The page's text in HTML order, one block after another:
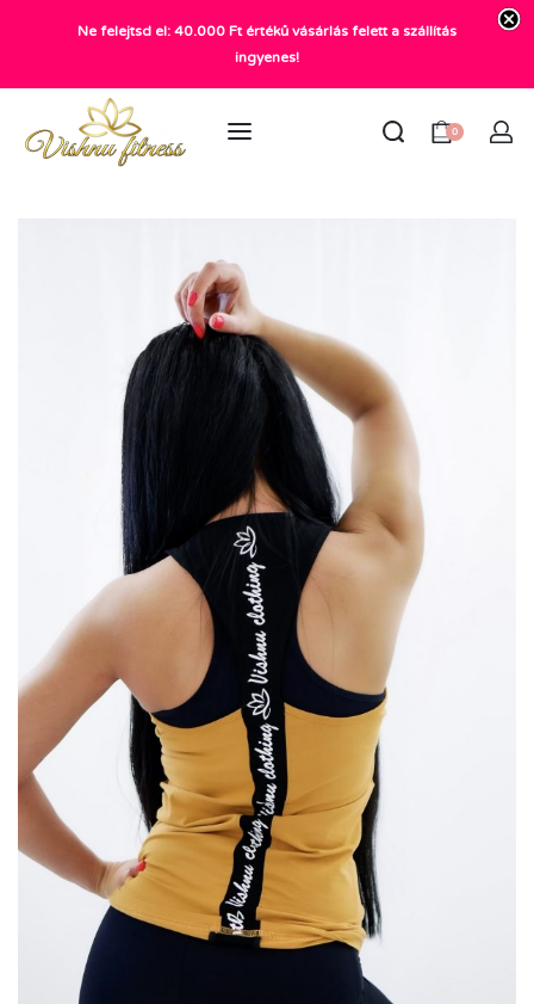
+36 20 372 2969
info@vishnu.hu
0
Ne felejtsd el: 40.000 Ft értékű vásárlás felett a szállítás
ingyenes!